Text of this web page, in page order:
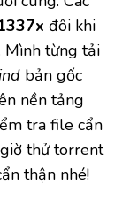
đôi khi
Mình từng tải
bản gốc
nền tảng
tra file cẩn
thử torrent
thận nhé!